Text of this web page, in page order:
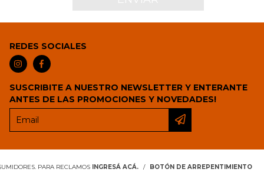
REDES SOCIALES
SUSCRIBITE A NUESTRO NEWSLETTER Y ENTERANTE
ANTES DE LAS PROMOCIONES Y NOVEDADES!
PARA RECLAMOS INGRESÁ ACÁ. / BOTÓN DE ARREPENTIMIENTO